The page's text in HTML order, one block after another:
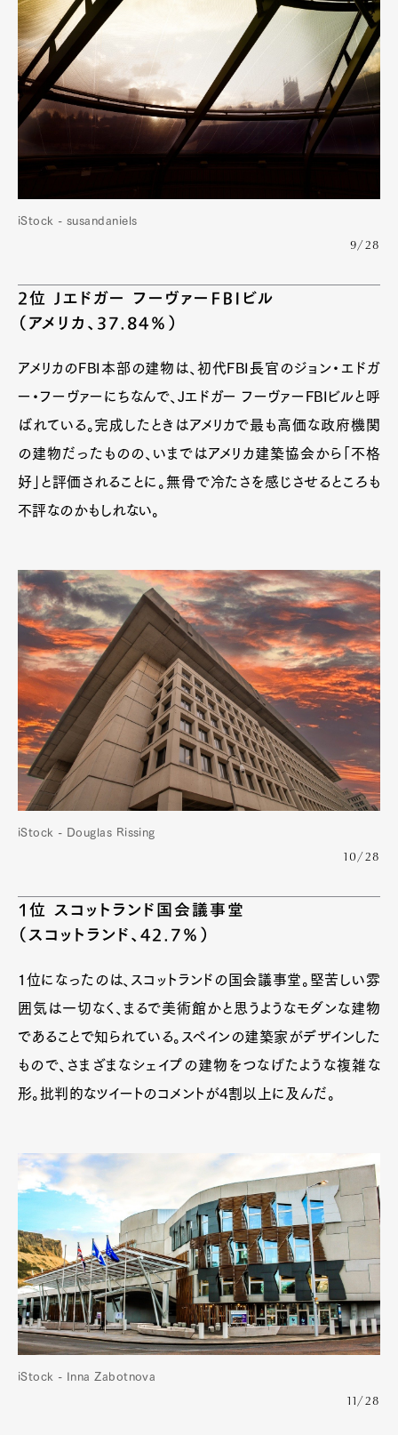
Art&DesignWatchFashion
GourmetCars
ProductCultureLifestyle
iStock - susandaniels
9/28
2位 Jエドガー フーヴァーFBIビル
（アメリカ、37.84％）
アメリカのFBI本部の建物は、初代FBI長官のジョン・エドガ
ー・フーヴァーにちなんで、Jエドガー フーヴァーFBIビルと呼
ばれている。完成したときはアメリカで最も高価な政府機関
の建物だったものの、いまではアメリカ建築協会から「不格
好」と評価されることに。無骨で冷たさを感じさせるところも
不評なのかもしれない。
iStock - Douglas Rissing
10/28
1位 スコットランド国会議事堂
（スコットランド、42.7％）
1位になったのは、スコットランドの国会議事堂。堅苦しい雰
囲気は一切なく、まるで美術館かと思うようなモダンな建物
であることで知られている。スペインの建築家がデザインした
もので、さまざまなシェイプの建物をつなげたような複雑な
形。批判的なツイートのコメントが4割以上に及んだ。
iStock - Inna Zabotnova
11/28